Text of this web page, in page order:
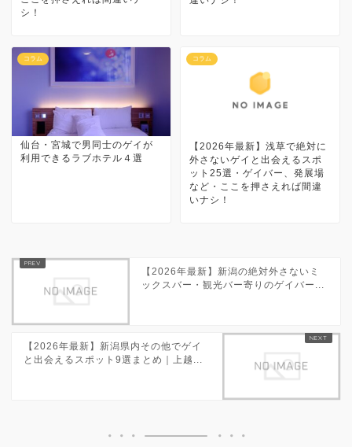
シ！
コラム
仙台・宮城で男同士のゲイが
利用できるラブホテル４選
コラム
【2026年最新】浅草で絶対に
外さないゲイと出会えるスポ
ット25選・ゲイバー、発展場
など・ここを押さえれば間違
いナシ！
【2026年最新】新潟の絶対外さないミ
ックスバー・観光バー寄りのゲイバー...
【2026年最新】新潟県内その他でゲイ
と出会えるスポット9選まとめ｜上越...